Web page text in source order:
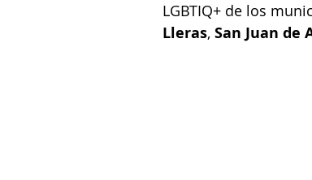
LGBTIQ+ de los
Lleras, San Juan de